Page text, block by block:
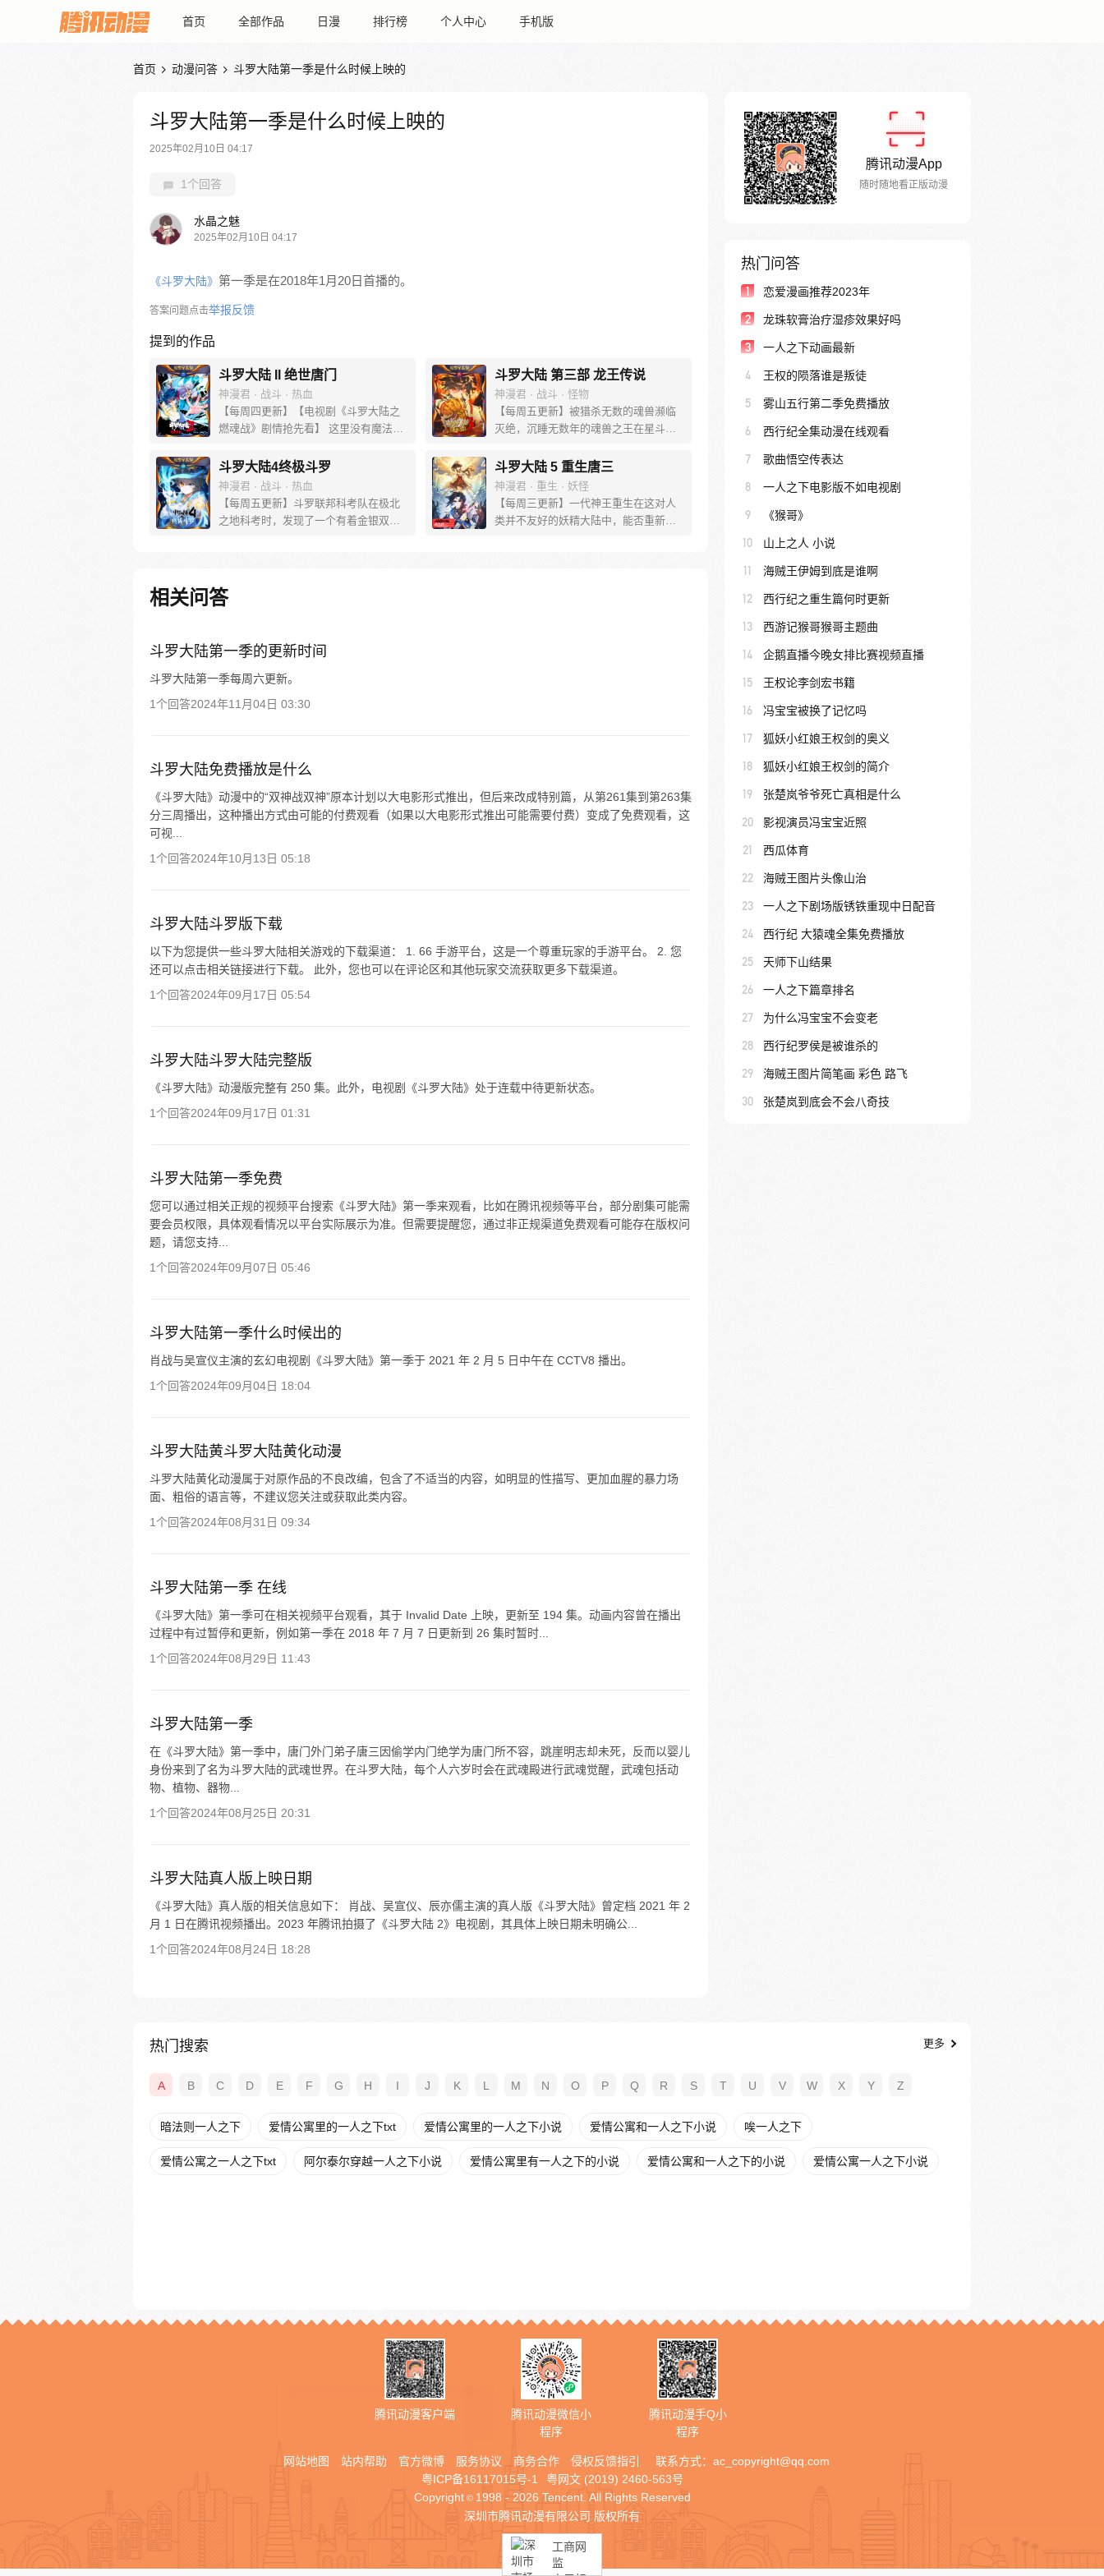
首页 全部作品 日漫 排行榜 个人中心 手机版
首页  动漫问答  斗罗大陆第一季是什么时候上映的
斗罗大陆第一季是什么时候上映的
2025年02月10日 04:17
1个回答
水晶之魅
2025年02月10日 04:17
《斗罗大陆》 第一季是在2018年1月20日首播的。
答案问题点击举报反馈
提到的作品
斗罗大陆 II 绝世唐门
神漫君 · 战斗 · 热血
【每周四更新】【电视剧《斗罗大陆之
燃魂战》剧情抢先看】 这里没有魔法，
创立万年之后的斗罗大陆上，唐门式
微，一代天骄霍雨浩横空出世，一切的
神奇都将一一展现。 唐门暗器能否重振
雄风，唐门能否重现辉煌，一切尽绝世
斗罗大陆 第三部 龙王传说
神漫君 · 战斗 · 怪物
【每周五更新】被猎杀无数的魂兽濒临
灭绝，沉睡无数年的魂兽之王在星斗大
布。当“废武魂”遇上执着而顽强的少年唐
舞麟，万众瞩目的武魂传奇将再次被书
写。我们不期待奇迹，但要给奇迹一个
机会。
斗罗大陆4终极斗罗
神漫君 · 战斗 · 热血
【每周五更新】斗罗联邦科考队在极北
之地科考时，发现了一个有着金银双色
一个婴儿，一个和人类一模一样的孩
子；与此同时，联邦研究所正在解冻一
海滨被人发现
斗罗大陆 5 重生唐三
神漫君 · 重生 · 妖怪
【每周三更新】一代神王重生在这对人
类并不友好的妖精大陆中，能否重新追
相关问答
斗罗大陆第一季的更新时间
斗罗大陆第一季每周六更新。
1个回答2024年11月04日 03:30
斗罗大陆免费播放是什么
《斗罗大陆》动漫中的“双神战双神”原本计划以大电影形式推出，但后来改成特别篇，从第261集到第263集
分三周播出，这种播出方式由可能的付费观看（如果以大电影形式推出可能需要付费）变成了免费观看，这
可视...
1个回答2024年10月13日 05:18
斗罗大陆斗罗版下载
以下为您提供一些斗罗大陆相关游戏的下载渠道： 1. 66 手游平台，这是一个尊重玩家的手游平台。 2. 您
还可以点击相关链接进行下载。 此外，您也可以在评论区和其他玩家交流获取更多下载渠道。
1个回答2024年09月17日 05:54
斗罗大陆斗罗大陆完整版
《斗罗大陆》动漫版完整有 250 集。此外，电视剧《斗罗大陆》处于连载中待更新状态。
1个回答2024年09月17日 01:31
斗罗大陆第一季免费
您可以通过相关正规的视频平台搜索《斗罗大陆》第一季来观看，比如在腾讯视频等平台，部分剧集可能需
要会员权限，具体观看情况以平台实际展示为准。但需要提醒您，通过非正规渠道免费观看可能存在版权问
题，请您支持...
1个回答2024年09月07日 05:46
斗罗大陆第一季什么时候出的
肖战与吴宣仪主演的玄幻电视剧《斗罗大陆》第一季于 2021 年 2 月 5 日中午在 CCTV8 播出。
1个回答2024年09月04日 18:04
斗罗大陆黄斗罗大陆黄化动漫
斗罗大陆黄化动漫属于对原作品的不良改编，包含了不适当的内容，如明显的性描写、更加血腥的暴力场
面、粗俗的语言等，不建议您关注或获取此类内容。
1个回答2024年08月31日 09:34
斗罗大陆第一季 在线
《斗罗大陆》第一季可在相关视频平台观看，其于 Invalid Date 上映，更新至 194 集。动画内容曾在播出
过程中有过暂停和更新，例如第一季在 2018 年 7 月 7 日更新到 26 集时暂时...
1个回答2024年08月29日 11:43
斗罗大陆第一季
在《斗罗大陆》第一季中，唐门外门弟子唐三因偷学内门绝学为唐门所不容，跳崖明志却未死，反而以婴儿
身份来到了名为斗罗大陆的武魂世界。在斗罗大陆，每个人六岁时会在武魂殿进行武魂觉醒，武魂包括动
物、植物、器物...
1个回答2024年08月25日 20:31
斗罗大陆真人版上映日期
《斗罗大陆》真人版的相关信息如下： 肖战、吴宣仪、辰亦儒主演的真人版《斗罗大陆》曾定档 2021 年 2
月 1 日在腾讯视频播出。2023 年腾讯拍摄了《斗罗大陆 2》电视剧，其具体上映日期未明确公...
1个回答2024年08月24日 18:28
腾讯动漫App
随时随地看正版动漫
热门问答
1 恋爱漫画推荐2023年
2 龙珠软膏治疗湿疹效果好吗
3 一人之下动画最新
4 王权的陨落谁是叛徒
5 雾山五行第二季免费播放
6 西行纪全集动漫在线观看
7 歌曲悟空传表达
8 一人之下电影版不如电视剧
9 《猴哥》
10 山上之人 小说
11 海贼王伊姆到底是谁啊
12 西行纪之重生篇何时更新
13 西游记猴哥猴哥主题曲
14 企鹅直播今晚女排比赛视频直播
15 王权论李剑宏书籍
16 冯宝宝被换了记忆吗
17 狐妖小红娘王权剑的奥义
18 狐妖小红娘王权剑的简介
19 张楚岚爷爷死亡真相是什么
20 影视演员冯宝宝近照
21 西瓜体育
22 海贼王图片头像山治
23 一人之下剧场版锈铁重现中日配音
24 西行纪 大猿魂全集免费播放
25 天师下山结果
26 一人之下篇章排名
27 为什么冯宝宝不会变老
28 西行纪罗侯是被谁杀的
29 海贼王图片简笔画 彩色 路飞
30 张楚岚到底会不会八奇技
热门搜索 更多
A B C D E F G H I J K L M N O P Q R S T U V W X Y Z
暗法则一人之下 爱情公寓里的一人之下txt 爱情公寓里的一人之下小说 爱情公寓和一人之下小说 唉一人之下
爱情公寓之一人之下txt 阿尔泰尔穿越一人之下小说 爱情公寓里有一人之下的小说 爱情公寓和一人之下的小说 爱情公寓一人之下小说
腾讯动漫客户端
腾讯动漫微信小
程序
腾讯动漫手Q小
程序
网站地图 站内帮助 官方微博 服务协议 商务合作 侵权反馈指引 联系方式： ac_copyright@qq.com
粤ICP备16117015号-1
粤网文 (2019) 2460-563号
Copyright © 1998 - 2026 Tencent. All Rights Reserved
深圳市腾讯动漫有限公司 版权所有
工商网
监